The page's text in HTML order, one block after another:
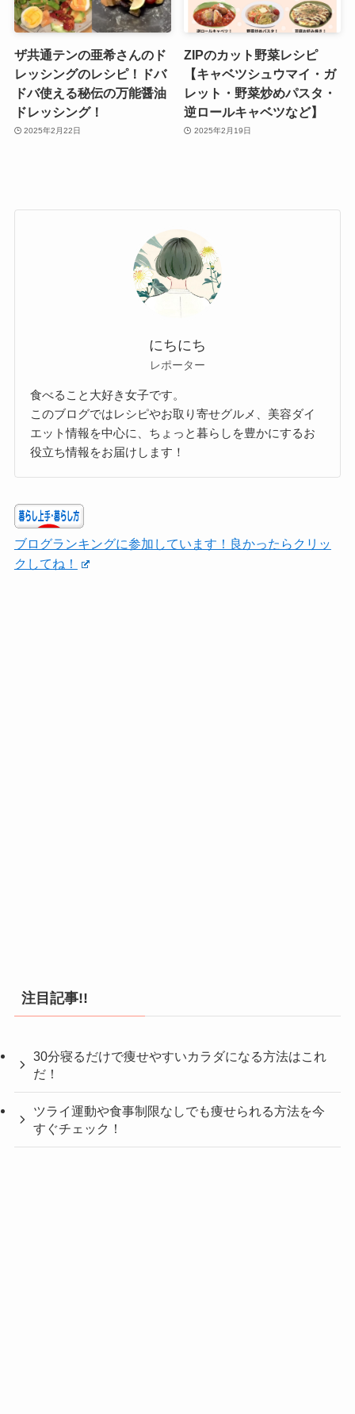
ザ共通テンの亜希さんのド
レッシングのレシピ！ドバ
ドバ使える秘伝の万能醤油
ドレッシング！
2025年2月22日
ZIPのカット野菜レシピ
【キャベツシュウマイ・ガ
レット・野菜炒めパスタ・
逆ロールキャベツなど】
2025年2月19日
にちにち
レポーター
食べること大好き女子です。
このブログではレシピやお取り寄せグルメ、美容ダイ
エット情報を中心に、ちょっと暮らしを豊かにするお
役立ち情報をお届けします！
ブログランキングに参加しています！良かったらクリッ
クしてね！
注目記事!!
30分寝るだけで痩せやすいカラダになる方法はこれ
だ！
ツライ運動や食事制限なしでも痩せられる方法を今
すぐチェック！